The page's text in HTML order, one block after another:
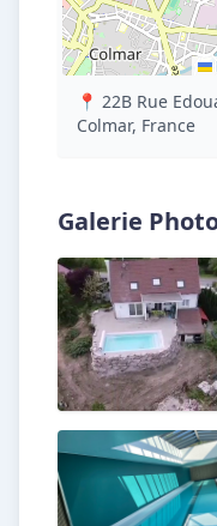
📍 22B Rue
Colmar, France
Galerie